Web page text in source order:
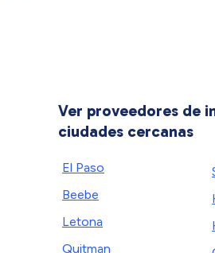
Ver proveedores de
ciudades cercanas
El Paso
Beebe
Letona
Quitman